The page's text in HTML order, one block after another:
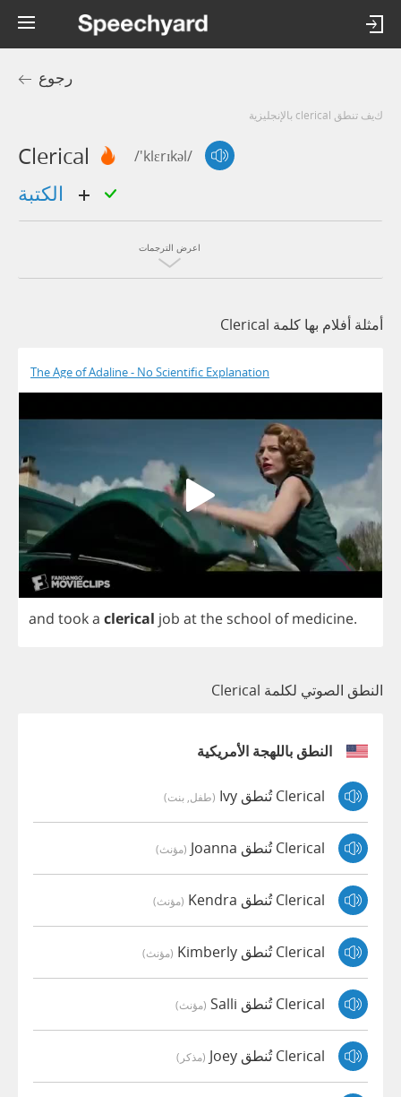
رجوع
كيف تنطق clerical بالإنجليزية
Clerical /'klɛrɪkəl/
اعرض الترجمات
أمثلة أفلام بها كلمة Clerical
The Age of Adaline - No Scientific Explanation
and tooka clerical job atthe school of medicine.
النطق الصوتي لكلمة Clerical
النطق باللهجة الأمريكية
Clerical تُنطق Ivy (طفل, بنت)
Clerical تُنطق Joanna (مؤنث)
Clerical تُنطق Kendra (مؤنث)
Clerical تُنطق Kimberly (مؤنث)
Clerical تُنطق Salli (مؤنث)
Clerical تُنطق Joey (مذكر)